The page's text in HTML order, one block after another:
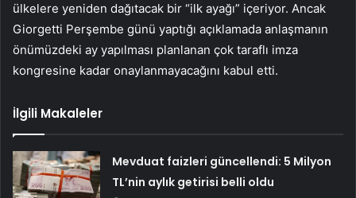
ülkelere yeniden dağıtacak bir “ilk ayağı” içeriyor. Ancak
Giorgetti Perşembe günü yaptığı açıklamada anlaşmanın
önümüzdeki ay yapılması planlanan çok taraflı imza
kongresine kadar onaylanmayacağını kabul etti.
İlgili Makaleler
Mevduat faizleri güncellendi: 5 Milyon
TL’nin aylık getirisi belli oldu